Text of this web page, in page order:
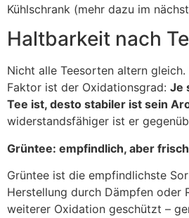
Kühlschrank (mehr dazu im
Haltbarkeit nach
Nicht alle Teesorten altern
Faktor ist der Oxidationsgrad: Je
Tee ist, desto stabiler ist sein
widerstandsfähiger ist er
Grüntee: empfindlich, aber frisch
Grüntee ist die empfindlichste
Herstellung durch Dämpfen oder
weiterer Oxidation geschützt –